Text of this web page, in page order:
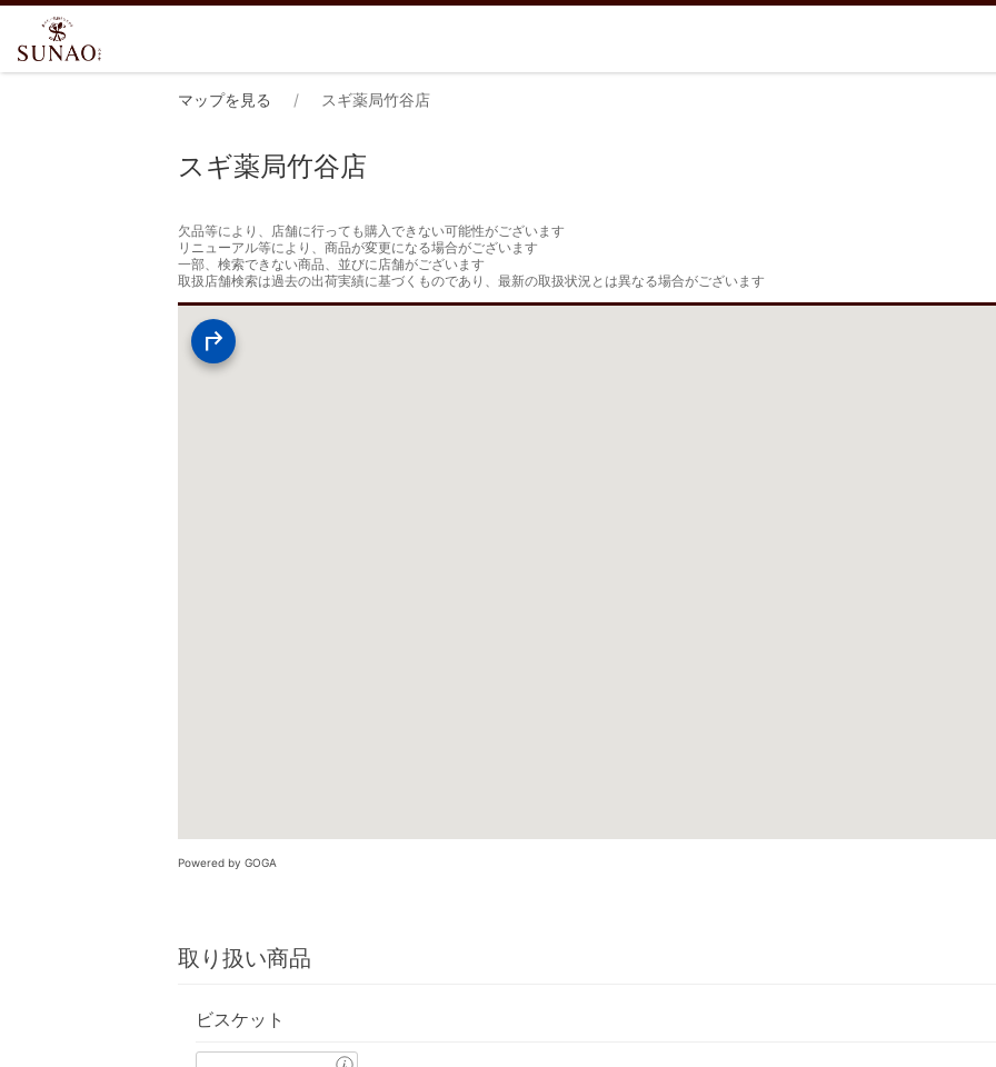
マップを見る スギ薬局竹谷店
スギ薬局竹谷店
欠品等により、店舗に行っても購入できない可能性がございます
リニューアル等により、商品が変更になる場合がございます
一部、検索できない商品、並びに店舗がございます
取扱店舗検索は過去の出荷実績に基づくものであり、最新の取扱状況とは異なる場合がございます
Powered by GOGA
取り扱い商品
ビスケット